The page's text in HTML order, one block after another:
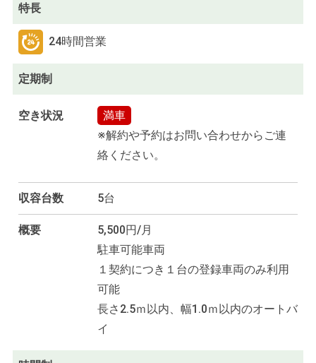
特長
24時間営業
定期制
空き状況
満車
※解約や予約はお問い合わせからご連
絡ください。
収容台数 5台
概要
5,500円/月
駐車可能車両
１契約につき１台の登録車両のみ利用
可能
長さ2.5ｍ以内、幅1.0ｍ以内のオートバ
イ